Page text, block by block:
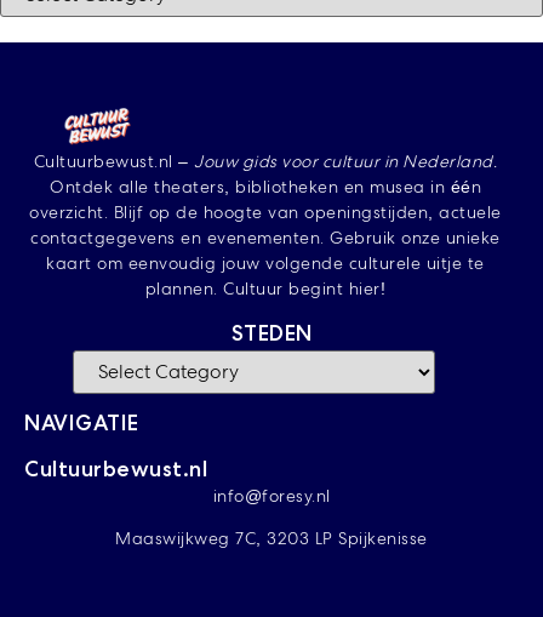
Cultuurbewust.nl –Jouw gids voor cultuur in Nederland.
Ontdek alle theaters, bibliotheken en musea in één
overzicht. Blijf op de hoogte van openingstijden, actuele
contactgegevens en evenementen. Gebruik onze unieke
kaart om eenvoudig jouw volgende culturele uitje te
plannen. Cultuur begint hier!
STEDEN
NAVIGATIE
Cultuurbewust.nl
info@foresy.nl
Maaswijkweg 7C, 3203 LP Spijkenisse